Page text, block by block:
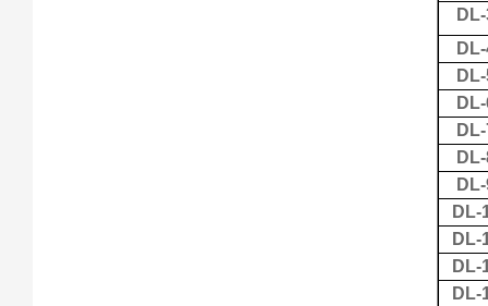
DL-
DL-
DL-
DL-